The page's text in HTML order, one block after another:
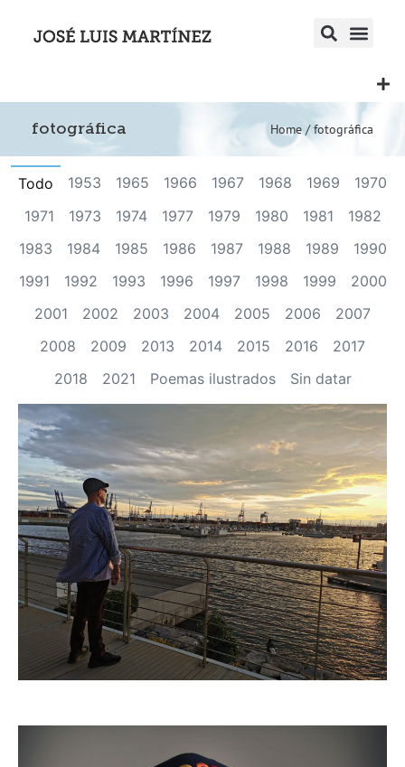
fotográfica Home /fotográfica
1953 1965 1966 1967 1968 1969
1970
1971
1973 1974 1977 1979 1980 1981
1982
1983
1984 1985 1986 1987 1988 1989
1990
1991
1992 1993 1996 1997 1998 1999
2000
2001
2002 2003 2004 2005 2006
2007
2008
2009 2013 2014 2015 2016
2017
2018
2021 Poemas ilustrados Sin datar
Todo